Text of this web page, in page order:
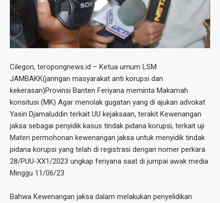
Cilegon, teropongnews.id – Ketua umum LSM
JAMBAKK(jaringan masyarakat anti korupsi dan
kekerasan)Provinsi Banten Feriyana meminta Makamah
konsitusi (MK) Agar menolak gugatan yang di ajukan advokat
Yasin Djamaluddin terkait UU kejaksaan, terakit Kewenangan
jaksa sebagai penyidik kasus tindak pidana korupsi, terkait uji
Materi permohonan kewenangan jaksa untuk menyidik tindak
pidana korupsi yang telah di registrasi dengan nomer perkara
28/PUU-XX1/2023 ungkap feriyana saat di jumpai awak media
Minggu 11/06/23
Bahwa Kewenangan jaksa dalam melakukan penyelidikan